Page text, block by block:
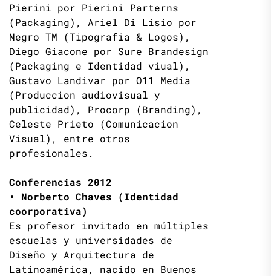
Pierini por Pierini Parterns
(Packaging), Ariel Di Lisio por
Negro TM (Tipografia & Logos),
Diego Giacone por Sure Brandesign
(Packaging e Identidad viual),
Gustavo Landivar por O11 Media
(Produccion audiovisual y
publicidad), Procorp (Branding),
Celeste Prieto (Comunicacion
Visual), entre otros
profesionales.
Conferencias 2012
• Norberto Chaves (Identidad
coorporativa)
Es profesor invitado en múltiples
escuelas y universidades de
Diseño y Arquitectura de
Latinoamérica, nacido en Buenos